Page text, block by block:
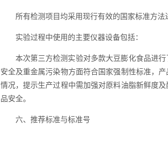
所有检测项目均采用现行有效的国家标准方法
实验过程中使用的主要仪器设备包括：
本次第三方检测实验对多款大豆膨化食品进
安全及重金属污染物方面符合国家强制性标准，
情况，提示生产过程中需加强对原料油脂新鲜度
品安全。
六、推荐标准与标准号